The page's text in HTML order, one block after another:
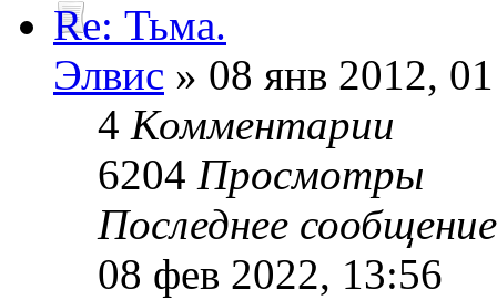
Re: Тьма.
Элвис » 08 янв 2012,
4 Комментарии
6204 Просмотры
Последнее
08 фев 2022, 13:56